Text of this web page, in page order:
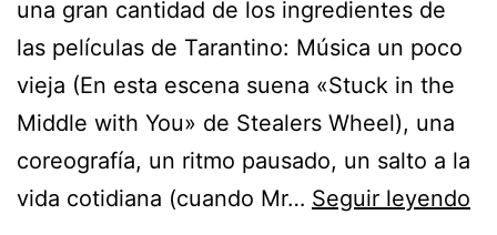
una gran cantidad de los ingredientes de
las películas de Tarantino: Música un poco
vieja (En esta escena suena «Stuck in the
Middle with You» de Stealers Wheel), una
coreografía, un ritmo pausado, un salto a la
vida cotidiana (cuando Mr… Seguir leyendo